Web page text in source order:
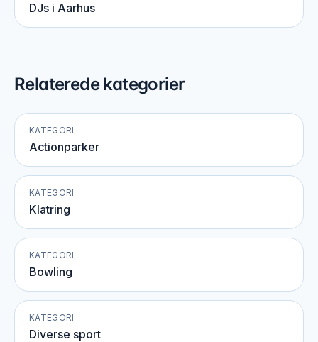
DJs i Aarhus
Relaterede kategorier
KATEGORI
Actionparker
KATEGORI
Klatring
KATEGORI
Bowling
KATEGORI
Diverse sport